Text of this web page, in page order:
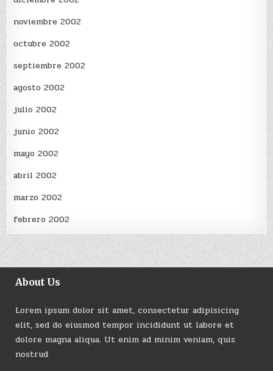
noviembre 2002
octubre 2002
septiembre 2002
agosto 2002
julio 2002
junio 2002
mayo 2002
abril 2002
marzo 2002
febrero 2002
About Us
Lorem ipsum dolor sit amet, consectetur adipisicing
elit, sed do eiusmod tempor incididunt ut labore et
dolore magna aliqua. Ut enim ad minim veniam, quis
nostrud